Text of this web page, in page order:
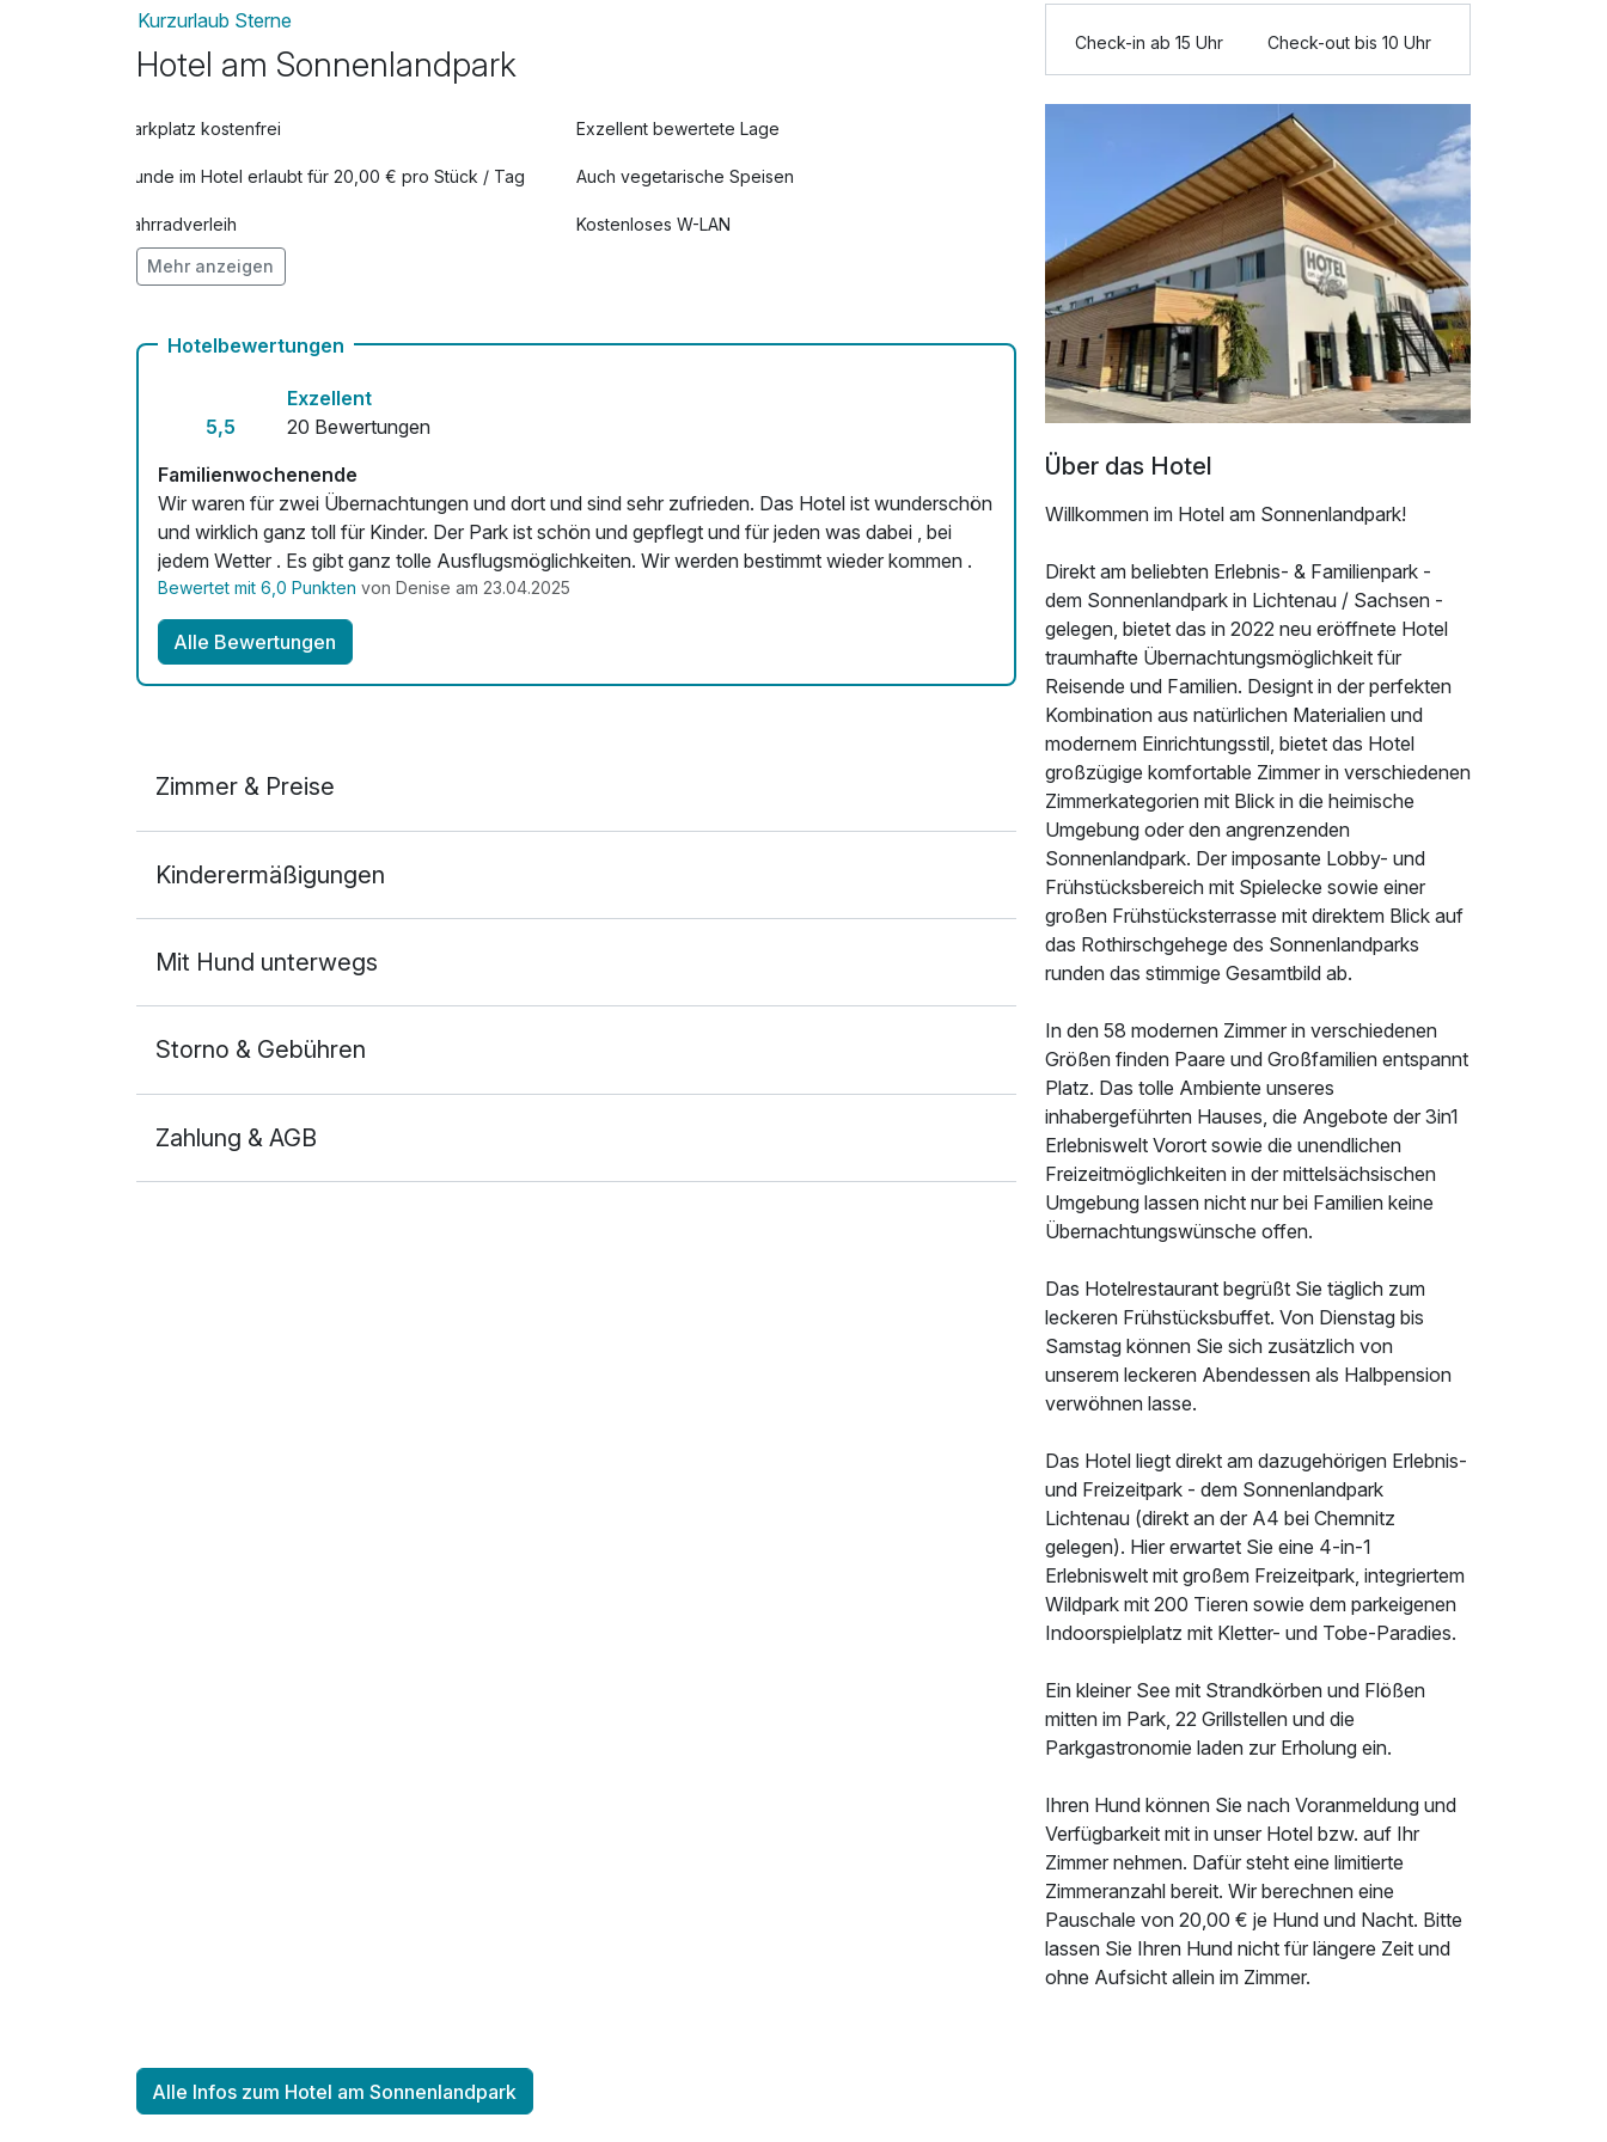
Kurzurlaub Sterne
Hotel am Sonnenlandpark
Parkplatz kostenfrei Exzellent bewertete Lage
Hunde im Hotel erlaubt für 20,00 € pro Stück / Tag Auch vegetarische Speisen
Fahrradverleih Kostenloses W-LAN
Zimmerservice verfügbar
Mehr anzeigen
Hotelbewertungen
5,5
Exzellent
20 Bewertungen
Familienwochenende
Wir waren für zwei Übernachtungen und dort und sind sehr zufrieden. Das Hotel ist wunderschön
und wirklich ganz toll für Kinder. Der Park ist schön und gepflegt und für jeden was dabei , bei
jedem Wetter . Es gibt ganz tolle Ausflugsmöglichkeiten. Wir werden bestimmt wieder kommen .
Bewertet mit 6,0 Punkten von Denise am 23.04.2025
Alle Bewertungen
Zimmer & Preise
2 Erwachsene und 2 Kinder
Kinderermäßigungen
Mit Hund unterwegs
Storno & Gebühren
Zahlung & AGB
Check-in ab 15 Uhr Check-out bis 10 Uhr
Über das Hotel
Willkommen im Hotel am Sonnenlandpark!
Direkt am beliebten Erlebnis- & Familienpark -
dem Sonnenlandpark in Lichtenau / Sachsen -
gelegen, bietet das in 2022 neu eröffnete Hotel
traumhafte Übernachtungsmöglichkeit für
Reisende und Familien. Designt in der perfekten
Kombination aus natürlichen Materialien und
modernem Einrichtungsstil, bietet das Hotel
großzügige komfortable Zimmer in verschiedenen
Zimmerkategorien mit Blick in die heimische
Umgebung oder den angrenzenden
Sonnenlandpark. Der imposante Lobby- und
Frühstücksbereich mit Spielecke sowie einer
großen Frühstücksterrasse mit direktem Blick auf
das Rothirschgehege des Sonnenlandparks
runden das stimmige Gesamtbild ab.
In den 58 modernen Zimmer in verschiedenen
Größen finden Paare und Großfamilien entspannt
Platz. Das tolle Ambiente unseres
inhabergeführten Hauses, die Angebote der 3in1
Erlebniswelt Vorort sowie die unendlichen
Freizeitmöglichkeiten in der mittelsächsischen
Umgebung lassen nicht nur bei Familien keine
Übernachtungswünsche offen.
Das Hotelrestaurant begrüßt Sie täglich zum
leckeren Frühstücksbuffet. Von Dienstag bis
Samstag können Sie sich zusätzlich von
unserem leckeren Abendessen als Halbpension
verwöhnen lasse.
Das Hotel liegt direkt am dazugehörigen Erlebnis-
und Freizeitpark - dem Sonnenlandpark
Lichtenau (direkt an der A4 bei Chemnitz
gelegen). Hier erwartet Sie eine 4-in-1
Erlebniswelt mit großem Freizeitpark, integriertem
Wildpark mit 200 Tieren sowie dem parkeigenen
Indoorspielplatz mit Kletter- und Tobe-Paradies.
Ein kleiner See mit Strandkörben und Flößen
mitten im Park, 22 Grillstellen und die
Parkgastronomie laden zur Erholung ein.
Ihren Hund können Sie nach Voranmeldung und
Verfügbarkeit mit in unser Hotel bzw. auf Ihr
Zimmer nehmen. Dafür steht eine limitierte
Zimmeranzahl bereit. Wir berechnen eine
Pauschale von 20,00 € je Hund und Nacht. Bitte
lassen Sie Ihren Hund nicht für längere Zeit und
ohne Aufsicht allein im Zimmer.
Alle Infos zum Hotel am Sonnenlandpark